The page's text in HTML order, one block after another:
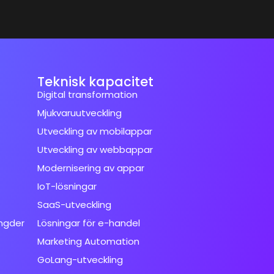
Teknisk kapacitet
Digital transformation
Mjukvaruutveckling
Utveckling av mobilappar
Utveckling av webbappar
Modernisering av appar
IoT-lösningar
SaaS-utveckling
Lösningar för e-handel
Marketing Automation
GoLang-utveckling